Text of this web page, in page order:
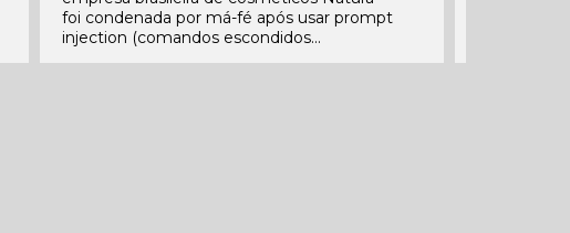
foi condenada por má-fé após usar prompt
injection (comandos escondidos...